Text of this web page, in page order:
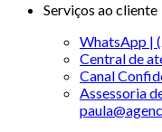
Serviços ao cliente
WhatsApp |
Central de
Canal
Assessoria